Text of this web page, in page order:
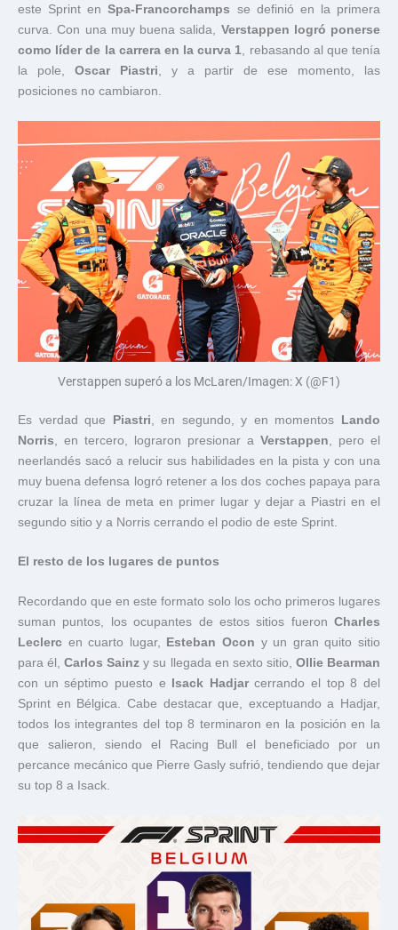
este Sprint enSpa-Francorchamps se definió en la primera
curva. Con una muy buena salida, Verstappen logró ponerse
como líder de la carrera en la curva 1, rebasando al que tenía
la pole, Oscar Piastri, y a partir de ese momento, las
posiciones no cambiaron.
Verstappen superó a los McLaren/Imagen: X (@F1)
Es verdad que Piastri , en segundo, y en momentos Lando
Norris , en tercero, lograron presionar a Verstappen , pero el
neerlandés sacó a relucir sus habilidades en la pista y con una
muy buena defensa logró retener a los dos coches papaya para
cruzar la línea de meta en primer lugar y dejar a Piastri en el
segundo sitio y a Norris cerrando el podio de este Sprint.
El resto de los lugares de puntos
Recordando que en este formato solo los ocho primeros lugares
suman puntos, los ocupantes de estos sitios fueron Charles
Leclerc en cuarto lugar, Esteban Ocon y un gran quito sitio
para él,Carlos Sainz y su llegada en sexto sitio, Ollie Bearman
con un séptimo puesto e
Isack Hadjarcerrando el top 8 del
Sprint en Bélgica. Cabe destacar que, exceptuando a Hadjar,
todos los integrantes del top 8 terminaron en la posición en la
que salieron, siendo el Racing Bull el beneficiado por un
percance mecánico que Pierre Gasly sufrió, tendiendo que dejar
su top 8 a Isack.